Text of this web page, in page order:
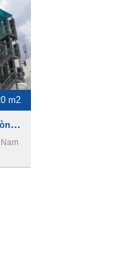
m2
Cho thuê tòa nhà làm văn phòng đường Trường Chinh, phường 13, Quận Tân Bình.